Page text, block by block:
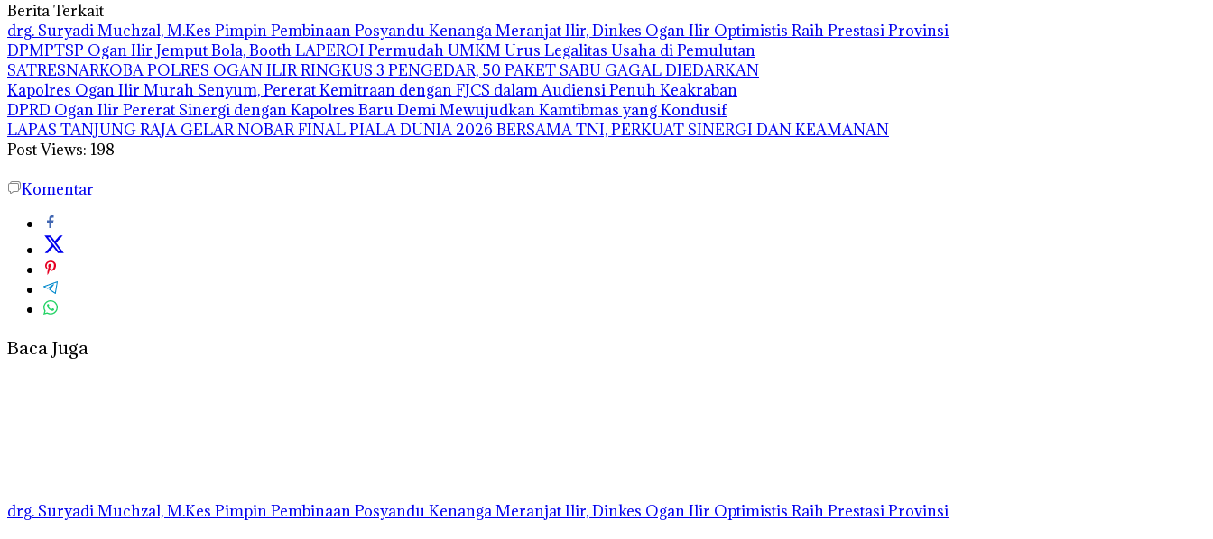
Berita Terkait
drg. Suryadi Muchzal, M.Kes Pimpin Pembinaan Posyandu Kenanga Meranjat Ilir, Dinkes Ogan Ilir Optimistis Raih Prestasi Provinsi
DPMPTSP Ogan Ilir Jemput Bola, Booth LAPEROI Permudah UMKM Urus Legalitas Usaha di Pemulutan
SATRESNARKOBA POLRES OGAN ILIR RINGKUS 3 PENGEDAR, 50 PAKET SABU GAGAL DIEDARKAN
Kapolres Ogan Ilir Murah Senyum, Pererat Kemitraan dengan FJCS dalam Audiensi Penuh Keakraban
DPRD Ogan Ilir Pererat Sinergi dengan Kapolres Baru Demi Mewujudkan Kamtibmas yang Kondusif
LAPAS TANJUNG RAJA GELAR NOBAR FINAL PIALA DUNIA 2026 BERSAMA TNI, PERKUAT SINERGI DAN KEAMANAN
Post Views: 198
Komentar
Baca Juga
drg. Suryadi Muchzal, M.Kes Pimpin Pembinaan Posyandu Kenanga Meranjat Ilir, Dinkes Ogan Ilir Optimistis Raih Prestasi Provinsi